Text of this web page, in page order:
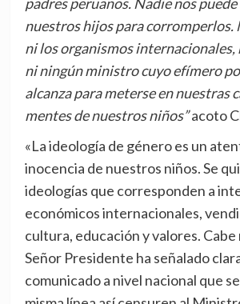
padres peruanos. Nadie nos
nuestros hijos para corromperlos.
ni los organismos internacionales,
ni ningún ministro cuyo efímero
alcanza para meterse en nuestras
mentes de nuestros niños”acoto
«La ideología de género es un
inocencia de nuestros niños. Se
ideologías que corresponden a
económicos internacionales,
cultura, educación y valores.
Señor Presidente ha señalado
comunicado a nivel nacional que